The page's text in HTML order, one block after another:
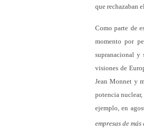
que rechazaban
Como parte de
momento por
supranacional y
visiones de
Jean Monnet y
potencia
ejemplo, en
empresas de